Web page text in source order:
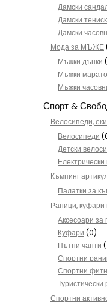
Дамски
Дамски
Дамски
Мода за МЪЖЕ
Мъжки дънки
Мъжки
Мъжки
Спорт &
Велосипеди,
Велосипеди
Детски
Къмпинг
Палатки за
Раници, куфари
Аксесоари за
Куфари (0)
Пътни чанти
Спортни
Спортни
Туристически
Спортни